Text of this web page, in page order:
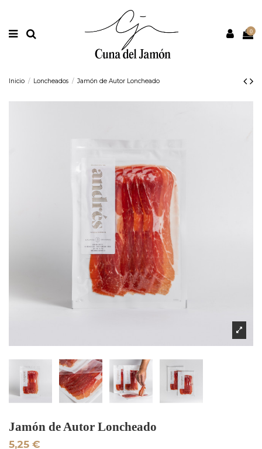
web
accesibilidad.
0
Inicio Loncheados Jamón de Autor Loncheado
Jamón de Autor Loncheado
5,25 €